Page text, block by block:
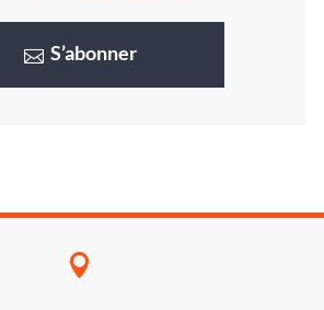
S’abonner
